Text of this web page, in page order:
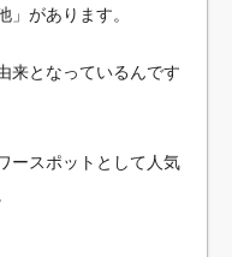
」があります。
来となっているんです
ースポットとして人気